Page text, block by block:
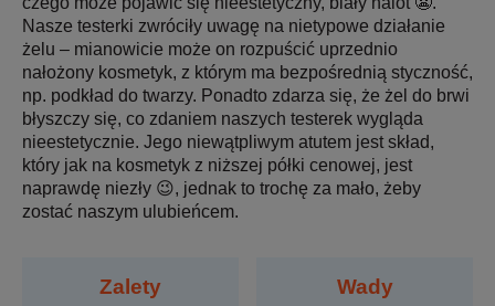
Nasze testerki zwróciły uwagę na nietypowe działanie
żelu – mianowicie może on rozpuścić uprzednio
nałożony kosmetyk, z którym ma bezpośrednią styczność,
np. podkład do twarzy. Ponadto zdarza się, że żel do brwi
błyszczy się, co zdaniem naszych testerek wygląda
nieestetycznie. Jego niewątpliwym atutem jest skład,
który jak na kosmetyk z niższej półki cenowej, jest
naprawdę niezły 😉, jednak to trochę za mało, żeby
zostać naszym ulubieńcem.
Zalety Wady